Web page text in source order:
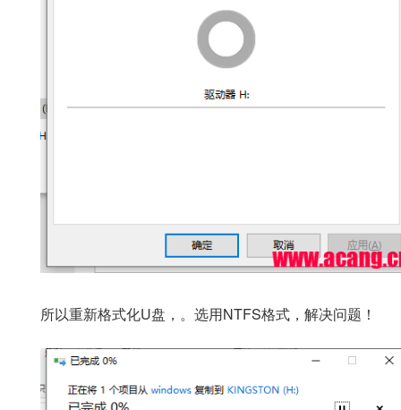
所以重新格式化U盘，。选用NTFS格式，解决问题！